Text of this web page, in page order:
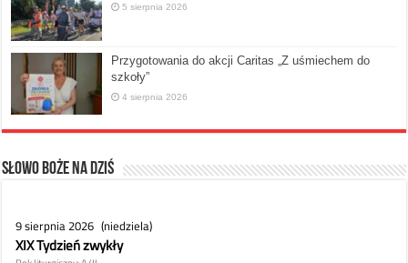
5 sierpnia 2026
Przygotowania do akcji Caritas „Z uśmiechem do
szkoły”
4 sierpnia 2026
Słowo Boże na dziś